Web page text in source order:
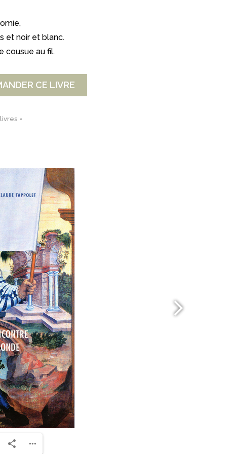
et noir et blanc.
cousue au fil.
CE LIVRE